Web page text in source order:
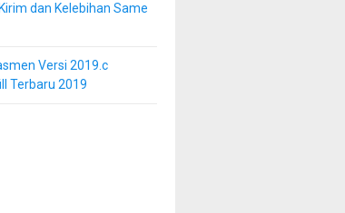
dan Kelebihan Same
Versi 2019.c
Terbaru 2019